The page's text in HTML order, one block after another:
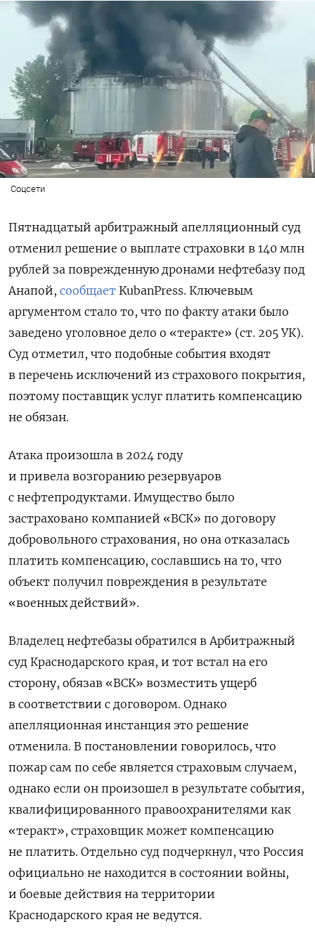
Соцсети
Пятнадцатый арбитражный апелляционный суд
отменил решение о выплате страховки в 140 млн
рублей за поврежденную дронами нефтебазу под
Анапой, сообщает KubanPress. Ключевым
аргументом стало то, что по факту атаки было
заведено уголовное дело о «теракте» (ст. 205 УК).
Суд отметил, что подобные события входят
в перечень исключений из страхового покрытия,
поэтому поставщик услуг платить компенсацию
не обязан.
Атака произошла в 2024 году
и привела возгоранию резервуаров
с нефтепродуктами. Имущество было
застраховано компанией «ВСК» по договору
добровольного страхования, но она отказалась
платить компенсацию, сославшись на то, что
объект получил повреждения в результате
«военных действий».
Владелец нефтебазы обратился в Арбитражный
суд Краснодарского края, и тот встал на его
сторону, обязав «ВСК» возместить ущерб
в соответствии с договором. Однако
апелляционная инстанция это решение
отменила. В постановлении говорилось, что
пожар сам по себе является страховым случаем,
однако если он произошел в результате события,
квалифицированного правоохранителями как
«теракт», страховщик может компенсацию
не платить. Отдельно суд подчеркнул, что Россия
официально не находится в состоянии войны,
и боевые действия на территории
Краснодарского края не ведутся.